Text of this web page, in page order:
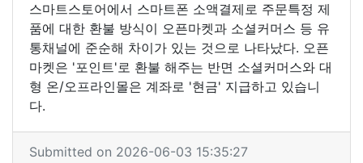
스마트스토어에서 스마트폰 소액결제로 주문특정 제
품에 대한 환불 방식이 오픈마켓과 소셜커머스 등 유
통채널에 준순해 차이가 있는 것으로 나타났다. 오픈
마켓은 '포인트'로 환불 해주는 반면 소셜커머스와 대
형 온/오프라인몰은 계좌로 '현금' 지급하고 있습니
다.
Submitted on 2026-06-03 15:35:27